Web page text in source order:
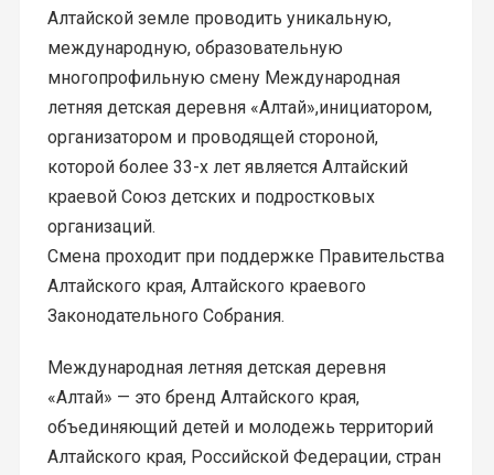
Алтайской земле проводить уникальную,
международную, образовательную
многопрофильную смену Международная
летняя детская деревня «Алтай»,инициатором,
организатором и проводящей стороной,
которой более 33-х лет является Алтайский
краевой Союз детских и подростковых
организаций.
Смена проходит при поддержке Правительства
Алтайского края, Алтайского краевого
Законодательного Собрания.
Международная летняя детская деревня
«Алтай» — это бренд Алтайского края,
объединяющий детей и молодежь территорий
Алтайского края, Российской Федерации, стран